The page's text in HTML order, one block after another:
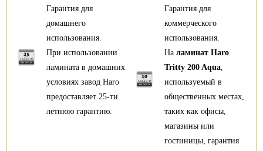
Гарантия для
домашнего
использования.
При использовании
ламината в домашних
условиях завод Haro
предоставляет 25-ти
летнюю гарантию.
Гарантия для
коммерческого
использования.
На ламинат Haro
Tritty 200 Aqua,
используемый в
общественных местах,
таких как офисы,
магазины или
гостиницы, гарантия